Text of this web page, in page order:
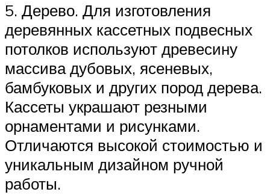
5. Дерево. Для изготовления
деревянных кассетных подвесных
потолков используют древесину
массива дубовых, ясеневых,
бамбуковых и других пород дерева.
Кассеты украшают резными
орнаментами и рисунками.
Отличаются высокой стоимостью и
уникальным дизайном ручной
работы.